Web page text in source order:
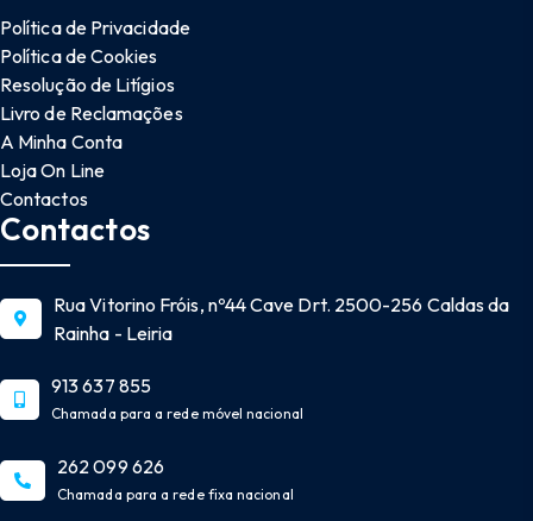
Política de Privacidade
Política de Cookies
Resolução de Litígios
Livro de Reclamações
A Minha Conta
Loja On Line
Contactos
Contactos
Rua Vitorino Fróis, nº44 Cave Drt. 2500-256 Caldas da
Rainha - Leiria
913 637 855
Chamada para a rede móvel nacional
262 099 626
Chamada para a rede fixa nacional